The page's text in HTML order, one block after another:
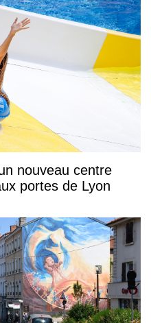
nouveau centre
portes de Lyon